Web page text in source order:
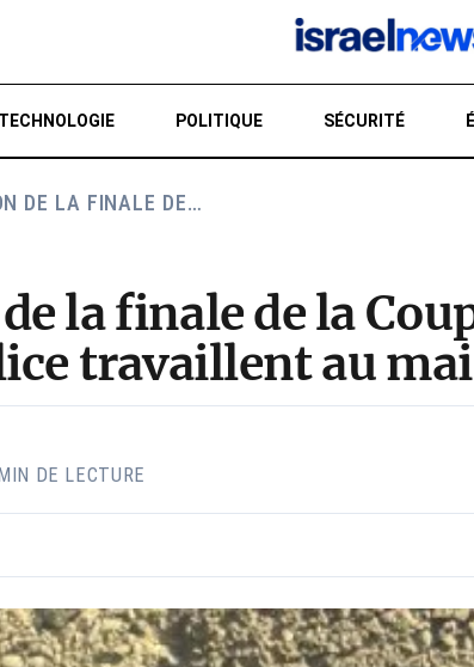
TECHNOLOGIE POLITIQUE SÉCURITÉ
DE LA FINALE DE…
la finale de la
travaillent au
DE LECTURE